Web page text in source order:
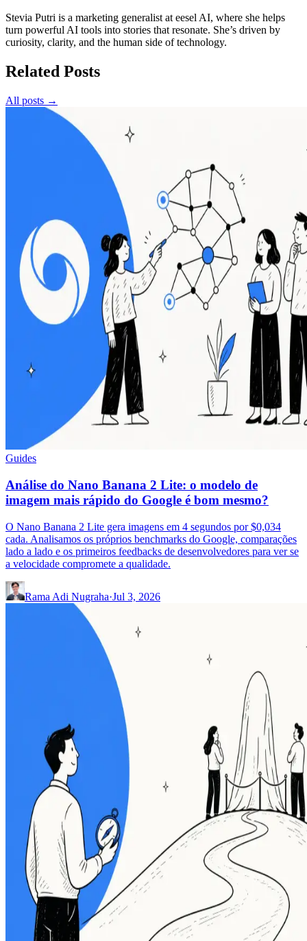
Stevia Putri is a marketing generalist at eesel AI, where she helps
turn powerful AI tools into stories that resonate. She’s driven by
curiosity, clarity, and the human side of technology.
Related Posts
All posts →
Guides
Análise do Nano Banana 2 Lite: o modelo de
imagem mais rápido do Google é bom mesmo?
O Nano Banana 2 Lite gera imagens em 4 segundos por $0,034
cada. Analisamos os próprios benchmarks do Google, comparações
lado a lado e os primeiros feedbacks de desenvolvedores para ver se
a velocidade compromete a qualidade.
Rama Adi Nugraha·Jul 3, 2026